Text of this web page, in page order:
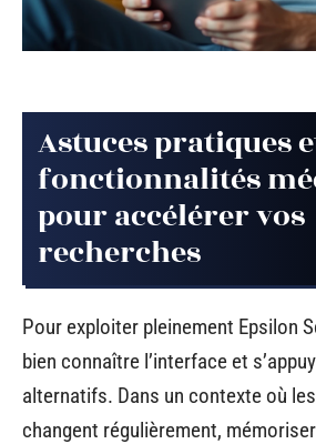
Astuces pratiques
fonctionnalités
pour accélérer vos
recherches
Pour exploiter pleinement Epsilon
bien connaître l’interface et
alternatifs. Dans un contexte où
changent régulièrement, mémoriser